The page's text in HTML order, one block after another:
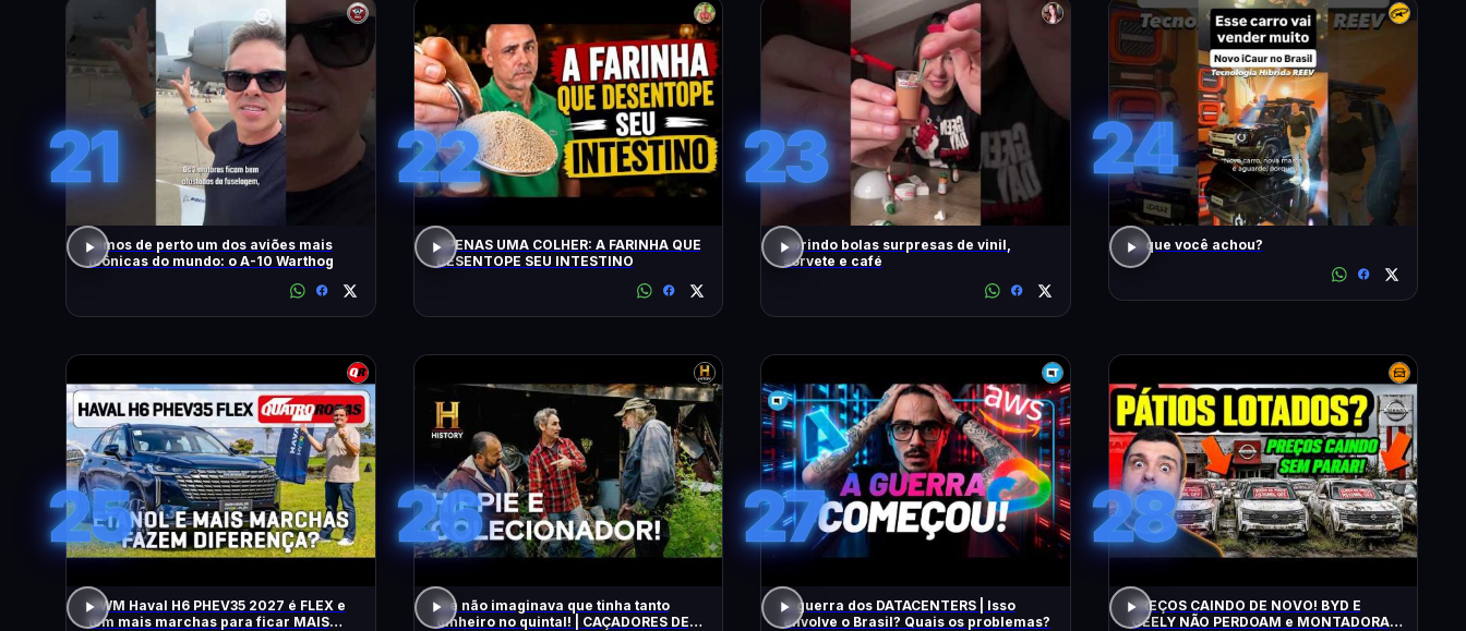
21
Vimos de perto um dos aviões mais
icônicas do mundo: o A-10 Warthog
22
APENAS UMA COLHER: A FARINHA QUE
DESENTOPE SEU INTESTINO
23
abrindo bolas surpresas de vinil,
sorvete e café
24
O que você achou?
25
GWM Haval H6 PHEV35 2027 é FLEX e
tem mais marchas para ficar MAIS
26
Ele não imaginava que tinha tanto
dinheiro no quintal! | CAÇADORES DE
27
A guerra dos DATACENTERS | Isso
envolve o Brasil? Quais os problemas?
28
PREÇOS CAINDO DE NOVO! BYD E
GEELY NÃO PERDOAM e MONTADORAS